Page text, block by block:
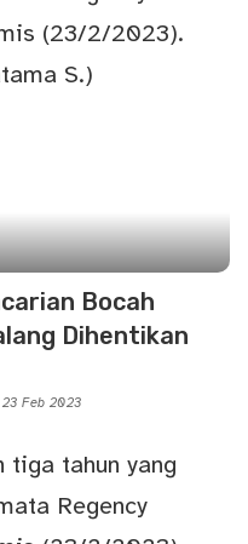
Bocah
Dihentikan
23 Feb 2023